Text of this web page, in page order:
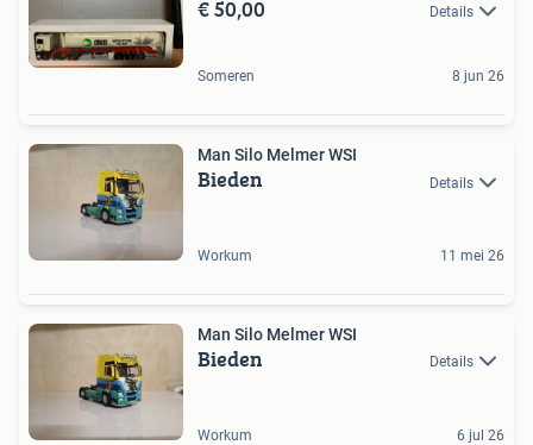
€ 50,00 Details
Someren 8 jun 26
Man Silo Melmer WSI
Bieden Details
Workum 11 mei 26
Man Silo Melmer WSI
Bieden Details
Workum 6 jul 26